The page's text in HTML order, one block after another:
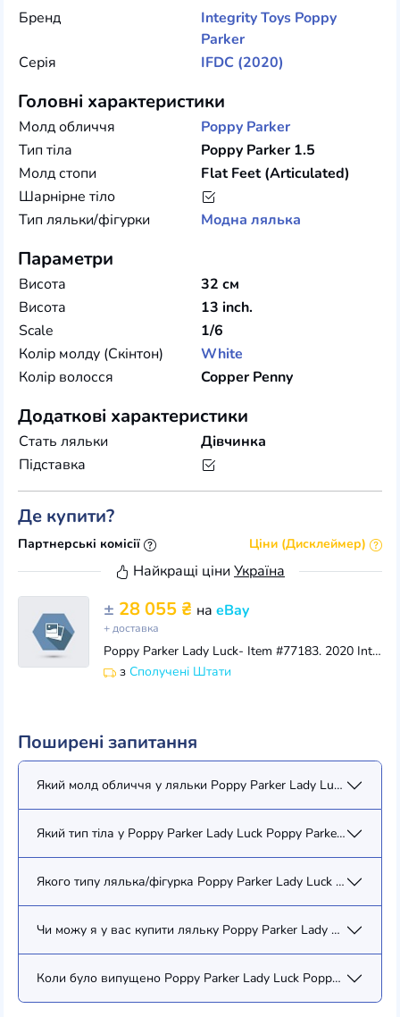
Бренд
Integrity Toys Poppy
Parker
Серія
IFDC (2020)
Головні характеристики
Молд обличчя
Poppy Parker
Тип тіла
Poppy Parker 1.5
Молд стопи
Flat Feet (Articulated)
Шарнірне тіло
Тип ляльки/фігурки
Модна лялька
Параметри
Висота
32 см
Висота
13 inch.
Scale
1/6
Колір молду (Скінтон)
White
Колір волосся
Copper Penny
Додаткові характеристики
Стать ляльки
Дівчинка
Підставка
Де купити?
Партнерські комісії Ціни (Дисклеймер)
Найкращі ціни Україна
± 28 055 ₴ на eBay
+ доставка
Poppy Parker Lady Luck- Item #77183. 2020 Integrity Toys - IFDC in Las Vegas
з Сполучені Штати
Поширені запитання
Який молд обличчя у ляльки Poppy Parker Lady Luck Poppy
Який тип тіла у Poppy Parker Lady Luck Poppy Parker (77183)?
Якого типу лялька/фігурка Poppy Parker Lady Luck Poppy
Чи можу я у вас купити ляльку Poppy Parker Lady Luck Poppy
Коли було випущено Poppy Parker Lady Luck Poppy Parker